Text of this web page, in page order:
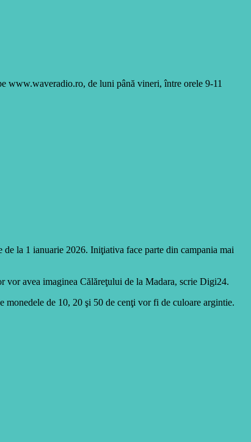
www.waveradio.ro, de luni până vineri, între orele 9-11
la 1 ianuarie 2026. Iniţiativa face parte din campania mai
vor avea imaginea Călăreţului de la Madara, scrie Digi24.
de 10, 20 şi 50 de cenţi vor fi de culoare argintie.